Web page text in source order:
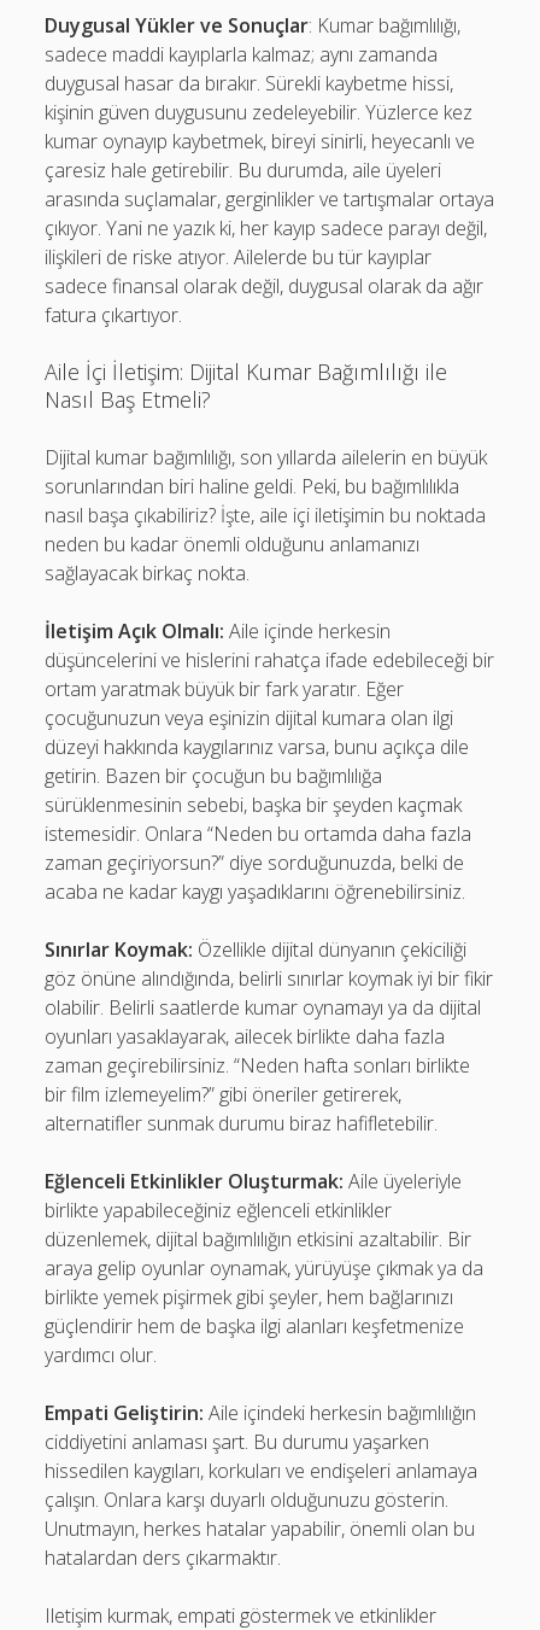
Duygusal Yükler ve Sonuçlar: Kumar bağımlılığı,
sadece maddi kayıplarla kalmaz; aynı zamanda
duygusal hasar da bırakır. Sürekli kaybetme hissi,
kişinin güven duygusunu zedeleyebilir. Yüzlerce kez
kumar oynayıp kaybetmek, bireyi sinirli, heyecanlı ve
çaresiz hale getirebilir. Bu durumda, aile üyeleri
arasında suçlamalar, gerginlikler ve tartışmalar ortaya
çıkıyor. Yani ne yazık ki, her kayıp sadece parayı değil,
ilişkileri de riske atıyor. Ailelerde bu tür kayıplar
sadece finansal olarak değil, duygusal olarak da ağır
fatura çıkartıyor.
Aile İçi İletişim: Dijital Kumar Bağımlılığı ile
Nasıl Baş Etmeli?
Dijital kumar bağımlılığı, son yıllarda ailelerin en büyük
sorunlarından biri haline geldi. Peki, bu bağımlılıkla
nasıl başa çıkabiliriz? İşte, aile içi iletişimin bu noktada
neden bu kadar önemli olduğunu anlamanızı
sağlayacak birkaç nokta.
İletişim Açık Olmalı: Aile içinde herkesin
düşüncelerini ve hislerini rahatça ifade edebileceği bir
ortam yaratmak büyük bir fark yaratır. Eğer
çocuğunuzun veya eşinizin dijital kumara olan ilgi
düzeyi hakkında kaygılarınız varsa, bunu açıkça dile
getirin. Bazen bir çocuğun bu bağımlılığa
sürüklenmesinin sebebi, başka bir şeyden kaçmak
istemesidir. Onlara “Neden bu ortamda daha fazla
zaman geçiriyorsun?” diye sorduğunuzda, belki de
acaba ne kadar kaygı yaşadıklarını öğrenebilirsiniz.
Sınırlar Koymak: Özellikle dijital dünyanın çekiciliği
göz önüne alındığında, belirli sınırlar koymak iyi bir fikir
olabilir. Belirli saatlerde kumar oynamayı ya da dijital
oyunları yasaklayarak, ailecek birlikte daha fazla
zaman geçirebilirsiniz. “Neden hafta sonları birlikte
bir film izlemeyelim?” gibi öneriler getirerek,
alternatifler sunmak durumu biraz hafifletebilir.
Eğlenceli Etkinlikler Oluşturmak: Aile üyeleriyle
birlikte yapabileceğiniz eğlenceli etkinlikler
düzenlemek, dijital bağımlılığın etkisini azaltabilir. Bir
araya gelip oyunlar oynamak, yürüyüşe çıkmak ya da
birlikte yemek pişirmek gibi şeyler, hem bağlarınızı
güçlendirir hem de başka ilgi alanları keşfetmenize
yardımcı olur.
Empati Geliştirin: Aile içindeki herkesin bağımlılığın
ciddiyetini anlaması şart. Bu durumu yaşarken
hissedilen kaygıları, korkuları ve endişeleri anlamaya
çalışın. Onlara karşı duyarlı olduğunuzu gösterin.
Unutmayın, herkes hatalar yapabilir, önemli olan bu
hatalardan ders çıkarmaktır.
Iletişim kurmak, empati göstermek ve etkinlikler